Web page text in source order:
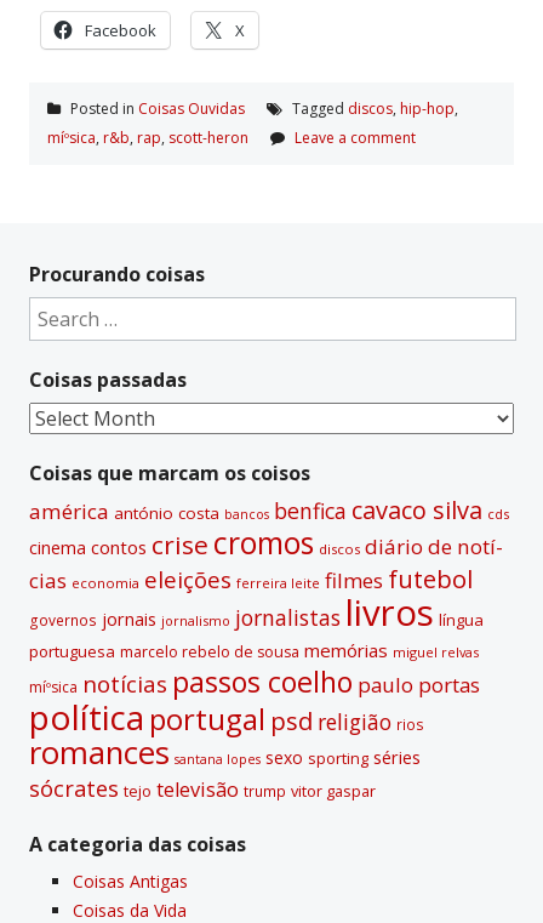
Facebook X
Posted in Coisas Ouvidas Tagged discos, hip-hop,
míºsica, r&b, rap, scott-heron Leave a comment
Procurando coisas
Search
for:
Coisas passadas
Coisas
Coisas que marcam os coisos
américa antónio costa bancos benfica cavaco silva cds
cinema contos crise cromos discos diário de notí­
cias economia eleições ferreira leite filmes futebol
governos jornais jornalismo jornalistas livros lí­ngua
portuguesa marcelo rebelo de sousa memórias miguel relvas
míºsica notí­cias passos coelho paulo portas
polí­tica portugal psd religião rios
romances santana lopes sexo sporting séries
sócrates tejo televisão trump vitor gaspar
A categoria das coisas
Coisas Antigas
Coisas da Vida